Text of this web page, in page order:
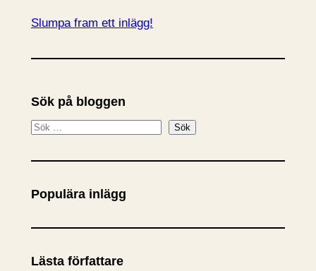
Slumpa fram ett inlägg!
Sök på bloggen
S
k
Sök
Populära inlägg
Lästa författare